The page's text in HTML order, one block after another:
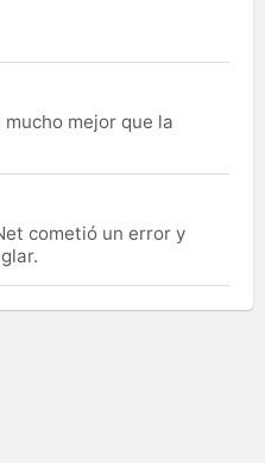
mejor que la
cometió un error y